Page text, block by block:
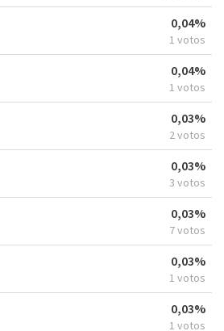
0,04%
1 votos
0,04%
1 votos
0,03%
2 votos
0,03%
3 votos
0,03%
7 votos
0,03%
1 votos
0,03%
1 votos